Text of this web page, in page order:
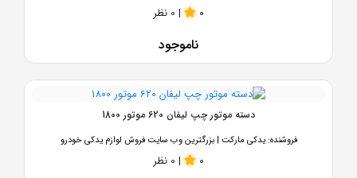
0
| 0 نظر
ناموجود
دسته موتور چپ لیفان 620 موتور 1800
فروشنده: یدکی مارکت | بزرگترین وب سایت فروش لوازم یدکی خودرو
0
| 0 نظر